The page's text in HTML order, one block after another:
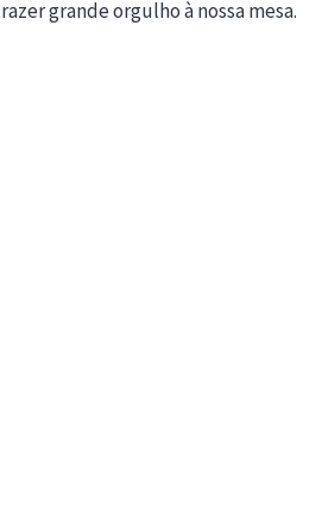
grande orgulho à nossa mesa.